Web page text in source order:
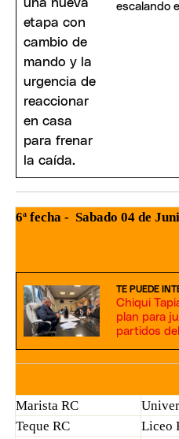
escalando
6ª fecha - Sabado 04 de
TE PUEDE
Chiqui
plan para
partidos
Marista RC
Teque RC
Liceo